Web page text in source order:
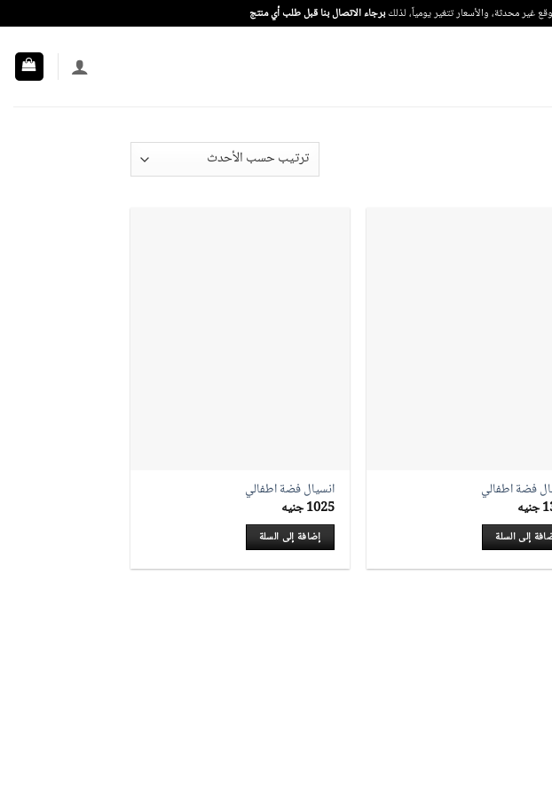
غير محدثة، والأسعار تتغير يومياً، لذلكبرجاء الاتصال بنا قبل طلب أي منتج
فضة اطفالي
جنيه
إلى السلة
انسيال فضة اطفالي
1025جنيه
إضافة إلى السلة